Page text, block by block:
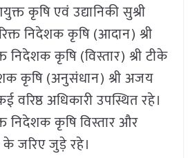
कृषि एवं उद्यानिकी सुश्री
निदेशक कृषि (आदान) श्री
निदेशक कृषि (विस्तार) श्री टीके
कृषि (अनुसंधान) श्री अजय
वरिष्ठ अधिकारी उपस्थित रहे।
निदेशक कृषि विस्तार और
जरिए जुड़े रहे।